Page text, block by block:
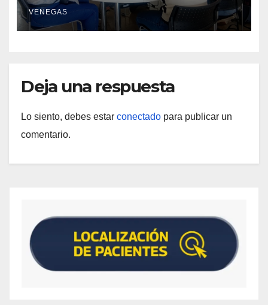
VENEGAS
Deja una respuesta
Lo siento, debes estar conectado para publicar un
comentario.